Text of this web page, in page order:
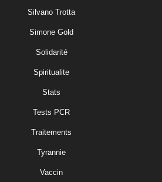
Silvano Trotta
Simone Gold
Solidarité
Spiritualite
Stats
Tests PCR
Traitements
Tyrannie
Vaccin